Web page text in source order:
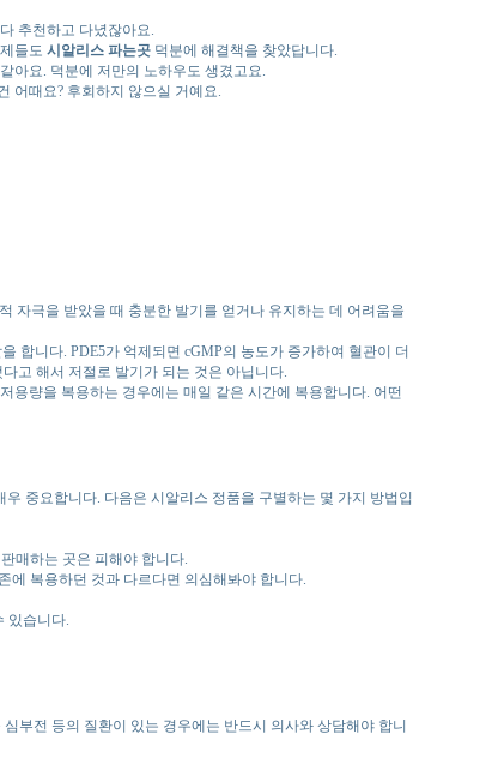
추천하고 다녔잖아요.
들도 시알리스 파는곳덕분에 해결책을 찾았답니다.
아요. 덕분에 저만의 노하우도 생겼고요.
어때요? 후회하지 않으실 거예요.
자극을 받았을 때 충분한 발기를 얻거나 유지하는 데 어려움을
합니다. PDE5가 억제되면 cGMP의 농도가 증가하여 혈관이 더
고 해서 저절로 발기가 되는 것은 아닙니다.
용량을 복용하는 경우에는 매일 같은 시간에 복용합니다. 어떤
중요합니다. 다음은 시알리스 정품을 구별하는 몇 가지 방법입
매하는 곳은 피해야 합니다.
에 복용하던 것과 다르다면 의심해봐야 합니다.
있습니다.
부전 등의 질환이 있는 경우에는 반드시 의사와 상담해야 합니